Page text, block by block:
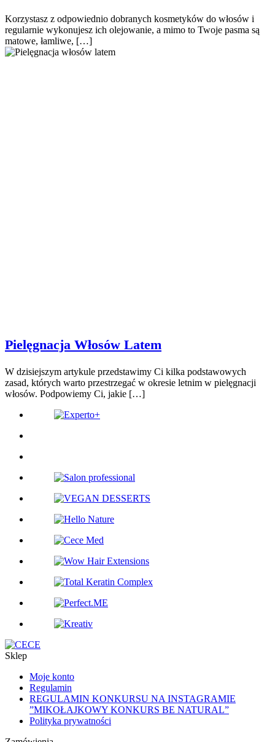
Korzystasz z odpowiednio dobranych kosmetyków do włosów i
regularnie wykonujesz ich olejowanie, a mimo to Twoje pasma są
matowe, łamliwe, […]
Pielęgnacja Włosów Latem
W dzisiejszym artykule przedstawimy Ci kilka podstawowych
zasad, których warto przestrzegać w okresie letnim w pielęgnacji
włosów. Podpowiemy Ci, jakie […]
Sklep
Moje konto
Regulamin
REGULAMIN KONKURSU NA INSTAGRAMIE
”MIKOŁAJKOWY KONKURS BE NATURAL”
Polityka prywatności